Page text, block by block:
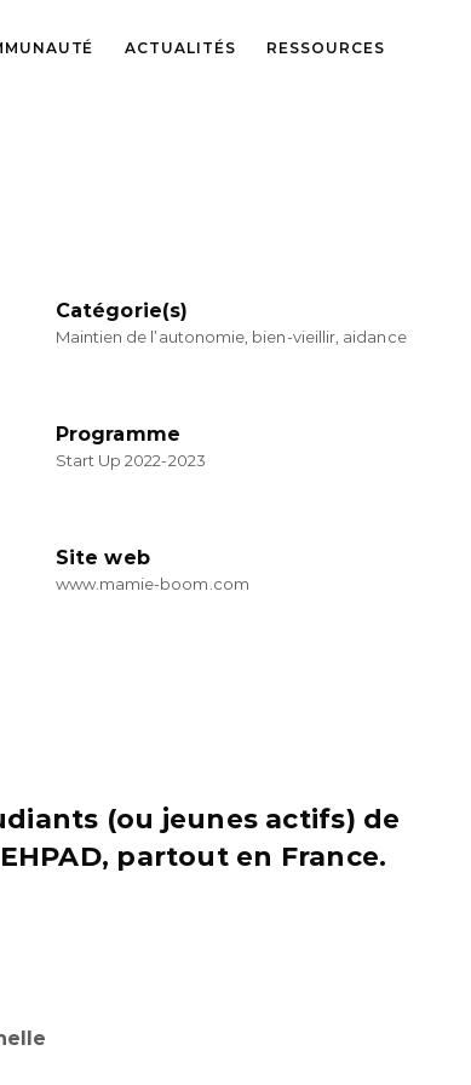
ACTUALITÉS RESSOURCES
Catégorie(s)
Maintien de l’autonomie, bien-vieillir, aidance
Programme
Start Up 2022-2023
Site web
www.mamie-boom.com
(ou jeunes actifs) de
partout en France.